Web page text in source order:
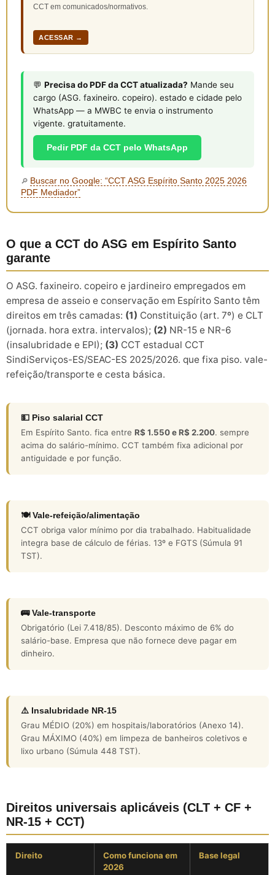
CCT em comunicados/normativos.
ACESSAR →
💬 Precisa do PDF da CCT atualizada? Mande seu
cargo (ASG. faxineiro. copeiro). estado e cidade pelo
WhatsApp — a MWBC te envia o instrumento
vigente. gratuitamente.
Pedir PDF da CCT pelo WhatsApp
🔎 Buscar no Google: “CCT ASG Espírito Santo 2025 2026
PDF Mediador”
O que a CCT do ASG em Espírito Santo
garante
O ASG. faxineiro. copeiro e jardineiro empregados em
empresa de asseio e conservação em Espírito Santo têm
direitos em três camadas: (1) Constituição (art. 7º) e CLT
(jornada. hora extra. intervalos); (2) NR-15 e NR-6
(insalubridade e EPI); (3) CCT estadual CCT
SindiServiços-ES/SEAC-ES 2025/2026. que fixa piso. vale-
refeição/transporte e cesta básica.
💵 Piso salarial CCT
Em Espírito Santo. fica entre R$ 1.550 e R$ 2.200. sempre
acima do salário-mínimo. CCT também fixa adicional por
antiguidade e por função.
🍽️ Vale-refeição/alimentação
CCT obriga valor mínimo por dia trabalhado. Habitualidade
integra base de cálculo de férias. 13º e FGTS (Súmula 91
TST).
🚌 Vale-transporte
Obrigatório (Lei 7.418/85). Desconto máximo de 6% do
salário-base. Empresa que não fornece deve pagar em
dinheiro.
⚠️ Insalubridade NR-15
Grau MÉDIO (20%) em hospitais/laboratórios (Anexo 14).
Grau MÁXIMO (40%) em limpeza de banheiros coletivos e
lixo urbano (Súmula 448 TST).
Direitos universais aplicáveis (CLT + CF +
NR-15 + CCT)
Direito
Como funciona em
2026
Base legal